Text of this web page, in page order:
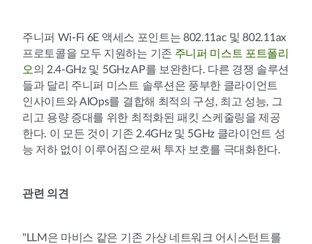
주니퍼 Wi-Fi 6E 액세스 포인트는 802.11ac 및 802.11ax
프로토콜을 모두 지원하는 기존 주니퍼 미스트 포트폴리
오의 2.4-GHz 및 5GHz AP를 보완한다. 다른 경쟁 솔루션
들과 달리 주니퍼 미스트 솔루션은 풍부한 클라이언트
인사이트와 AIOps를 결합해 최적의 구성, 최고 성능, 그
리고 용량 증대를 위한 최적화된 패킷 스케줄링을 제공
한다. 이 모든 것이 기존 2.4GHz 및 5GHz 클라이언트 성
능 저하 없이 이루어짐으로써 투자 보호를 극대화한다.
관련 의견
"LLM은 마비스 같은 기존 가상 네트워크 어시스턴트를